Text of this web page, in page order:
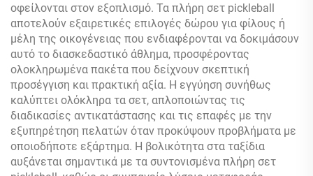
οφείλονται στον εξοπλισμό. Τα πλήρη σετ pickleball
αποτελούν εξαιρετικές επιλογές δώρου για φίλους ή
μέλη της οικογένειας που ενδιαφέρονται να δοκιμάσουν
αυτό το διασκεδαστικό άθλημα, προσφέροντας
ολοκληρωμένα πακέτα που δείχνουν σκεπτική
προσέγγιση και πρακτική αξία. Η εγγύηση συνήθως
καλύπτει ολόκληρα τα σετ, απλοποιώντας τις
διαδικασίες αντικατάστασης και τις επαφές με την
εξυπηρέτηση πελατών όταν προκύψουν προβλήματα με
οποιοδήποτε εξάρτημα. Η βολικότητα στα ταξίδια
αυξάνεται σημαντικά με τα συντονισμένα πλήρη σετ